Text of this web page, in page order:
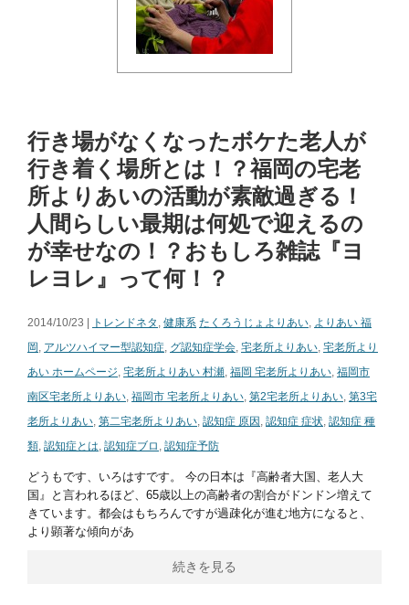
行き場がなくなったボケた老人が
行き着く場所とは！？福岡の宅老
所よりあいの活動が素敵過ぎる！
人間らしい最期は何処で迎えるの
が幸せなの！？おもしろ雑誌『ヨ
レヨレ』って何！？
2014/10/23 | トレンドネタ , 健康系 たくろうじょよりあい, よりあい 福
岡, アルツハイマー型認知症, グ認知症学会, 宅老所よりあい, 宅老所より
あい ホームページ, 宅老所よりあい 村瀬, 福岡 宅老所よりあい, 福岡市
南区宅老所よりあい, 福岡市 宅老所よりあい, 第2宅老所よりあい, 第3宅
老所よりあい, 第二宅老所よりあい, 認知症 原因, 認知症 症状, 認知症 種
類, 認知症とは, 認知症ブロ , 認知症予防
どうもです、いろはすです。 今の日本は『高齢者大国、老人大
国』と言われるほど、65歳以上の高齢者の割合がドンドン増えて
きています。都会はもちろんですが過疎化が進む地方になると、
より顕著な傾向があ
続きを見る